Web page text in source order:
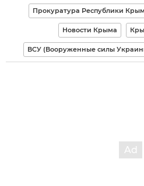
Прокуратура Республики Крым
Новости Крыма
ВСУ (Вооруженные силы